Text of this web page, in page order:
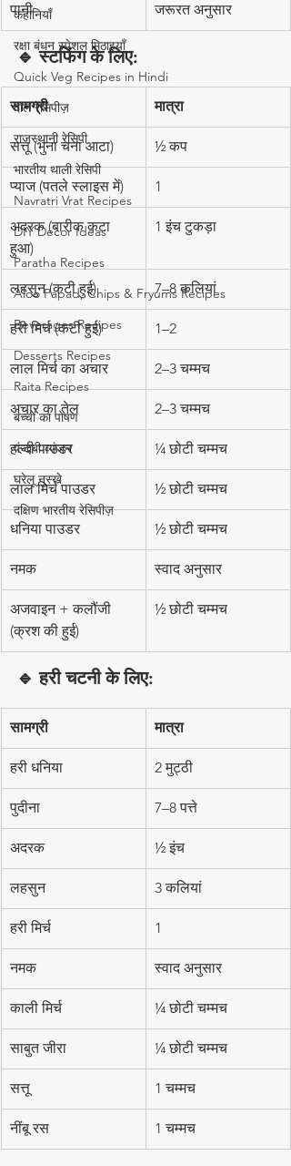
कहानियाँ
रक्षा बंधन स्पेशल मिठाइयाँ
Quick Veg Recipes in Hindi
दाल रेसिपीज़
राजस्थानी रेसिपी
भारतीय थाली रेसिपी
Navratri Vrat Recipes
DIY Decor Ideas
Paratha Recipes
Aloo Papad, Chips & Fryums Recipes
Beverages Recipes
Desserts Recipes
Raita Recipes
बच्चों का पोषण
पंजाबी व्यंजन
घरेलू नुस्खे
दक्षिण भारतीय रेसिपीज़
पानी जरूरत अनुसार
🔹 स्टफिंग के लिए:
सामग्री मात्रा
सत्तू (भुना चना आटा) ½ कप
प्याज (पतले स्लाइस में) 1
अदरक (बारीक कटा
हुआ)
1 इंच टुकड़ा
लहसुन (कटी हुई) 7–8 कलियां
हरी मिर्च (कटी हुई) 1–2
लाल मिर्च का अचार 2–3 चम्मच
अचार का तेल 2–3 चम्मच
हल्दी पाउडर ¼ छोटी चम्मच
लाल मिर्च पाउडर ½ छोटी चम्मच
धनिया पाउडर ½ छोटी चम्मच
नमक स्वाद अनुसार
अजवाइन + कलौंजी
(क्रश की हुई)
½ छोटी चम्मच
🔹 हरी चटनी के लिए:
सामग्री मात्रा
हरी धनिया 2 मुट्ठी
पुदीना 7–8 पत्ते
अदरक ½ इंच
लहसुन 3 कलियां
हरी मिर्च 1
नमक स्वाद अनुसार
काली मिर्च ¼ छोटी चम्मच
साबुत जीरा ¼ छोटी चम्मच
सत्तू 1 चम्मच
नींबू रस 1 चम्मच